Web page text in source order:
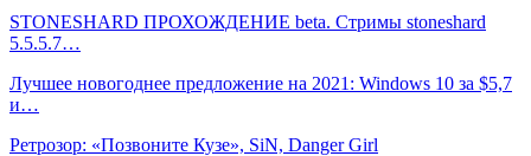
STONESHARD ПРОХОЖДЕНИЕ beta. Стримы stoneshard
5.5.5.7…
Лучшее новогоднее предложение на 2021: Windows 10 за $5,7
и…
Ретрозор: «Позвоните Кузе», SiN, Danger Girl